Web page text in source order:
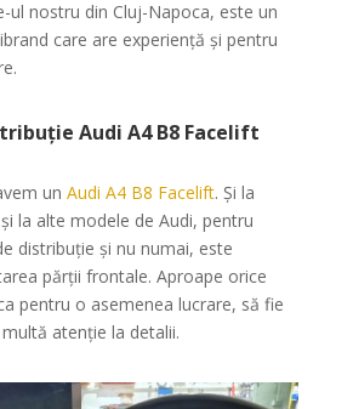
ul nostru din Cluj-Napoca, este un
care are experiență și pentru
Audi A4 B8 Facelift
un Audi A4 B8 Facelift. Și la
la alte modele de Audi, pentru
distribuție și nu numai, este
părții frontale. Aproape orice
pentru o asemenea lucrare, să fie
atenție la detalii.